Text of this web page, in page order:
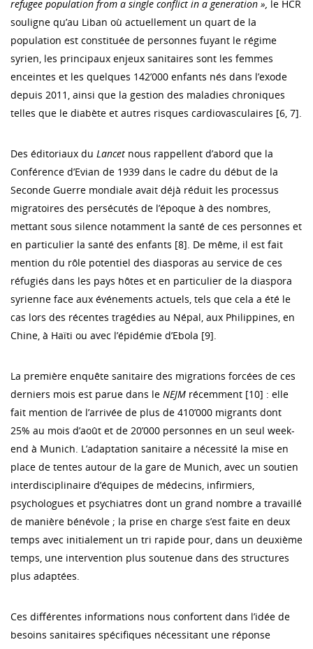
refugee population from a single conflict in a generation », le HCR
souligne qu’au Liban où actuellement un quart de la
population est constituée de personnes fuyant le régime
syrien, les principaux enjeux sanitaires sont les femmes
enceintes et les quelques 142’000 enfants nés dans l’exode
depuis 2011, ainsi que la gestion des maladies chroniques
telles que le diabète et autres risques cardiovasculaires [6, 7].
Des éditoriaux du Lancet nous rappellent d’abord que la
Conférence d’Evian de 1939 dans le cadre du début de la
Seconde Guerre mondiale avait déjà réduit les processus
migratoires des persécutés de l’époque à des nombres,
mettant sous silence notamment la santé de ces personnes et
en particulier la santé des enfants [8]. De même, il est fait
mention du rôle potentiel des diasporas au service de ces
réfugiés dans les pays hôtes et en particulier de la diaspora
syrienne face aux événements actuels, tels que cela a été le
cas lors des récentes tragédies au Népal, aux Philippines, en
Chine, à Haïti ou avec l’épidémie d’Ebola [9].
La première enquête sanitaire des migrations forcées de ces
derniers mois est parue dans le NEJM récemment [10] : elle
fait mention de l’arrivée de plus de 410’000 migrants dont
25% au mois d’août et de 20’000 personnes en un seul week-
end à Munich. L’adaptation sanitaire a nécessité la mise en
place de tentes autour de la gare de Munich, avec un soutien
interdisciplinaire d’équipes de médecins, infirmiers,
psychologues et psychiatres dont un grand nombre a travaillé
de manière bénévole ; la prise en charge s’est faite en deux
temps avec initialement un tri rapide pour, dans un deuxième
temps, une intervention plus soutenue dans des structures
plus adaptées.
Ces différentes informations nous confortent dans l’idée de
besoins sanitaires spécifiques nécessitant une réponse